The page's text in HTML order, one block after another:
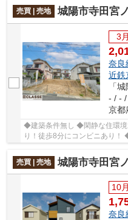
売買 | 売地
城陽市寺田宮ノ
3
奈良
近鉄
「
- / - /
京都
◆建築条件無し ◆閑静な住環
り！徒歩8分にコンビニあり！
間口は約9.5mでお車2台駐車
売買 | 売地
城陽市寺田宮ノ
10
奈良